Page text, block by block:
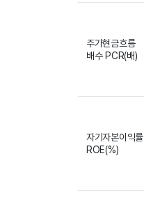
주가현금흐름
배수 PCR(배)
자기자본이익률
ROE(%)